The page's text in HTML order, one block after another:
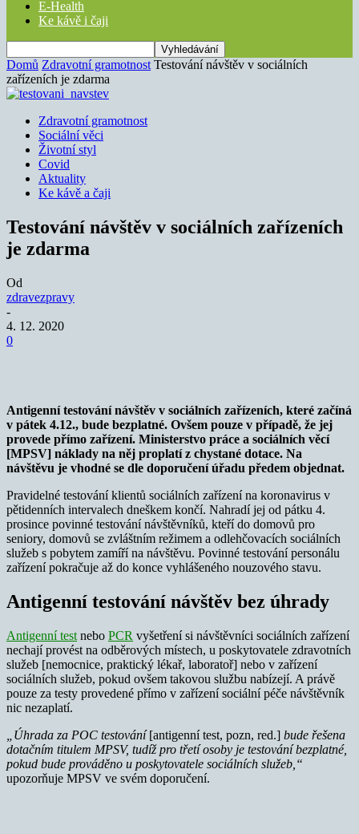
E-Health
Ke kávě i čaji
Domů Zdravotní gramotnost Testování návštěv v sociálních
zařízeních je zdarma
Zdravotní gramotnost
Sociální věci
Životní styl
Covid
Aktuality
Ke kávě a čaji
Testování návštěv v sociálních zařízeních
je zdarma
Od
zdravezpravy
-
4. 12. 2020
0
Antigenní testování návštěv v sociálních zařízeních, které začíná
v pátek 4.12., bude bezplatné. Ovšem pouze v případě, že jej
provede přímo zařízení. Ministerstvo práce a sociálních věcí
[MPSV] náklady na něj proplatí z chystané dotace. Na
návštěvu je vhodné se dle doporučení úřadu předem objednat.
Pravidelné testování klientů sociálních zařízení na koronavirus v
pětidenních intervalech dneškem končí. Nahradí jej od pátku 4.
prosince povinné testování návštěvníků, kteří do domovů pro
seniory, domovů se zvláštním režimem a odlehčovacích sociálních
služeb s pobytem zamíří na návštěvu. Povinné testování personálu
zařízení pokračuje až do konce vyhlášeného nouzového stavu.
Antigenní testování návštěv bez úhrady
Antigenní test nebo PCR vyšetření si návštěvníci sociálních zařízení
nechají provést na odběrových místech, u poskytovatele zdravotních
služeb [nemocnice, praktický lékař, laboratoř] nebo v zařízení
sociálních služeb, pokud ovšem takovou službu nabízejí. A právě
pouze za testy provedené přímo v zařízení sociální péče návštěvník
nic nezaplatí.
„Úhrada za POC testování[antigenní test, pozn, red.] bude řešena
dotačním titulem MPSV, tudíž pro třetí osoby je testování bezplatné,
pokud bude prováděno u poskytovatele sociálních služeb,“
upozorňuje MPSV ve svém doporučení.